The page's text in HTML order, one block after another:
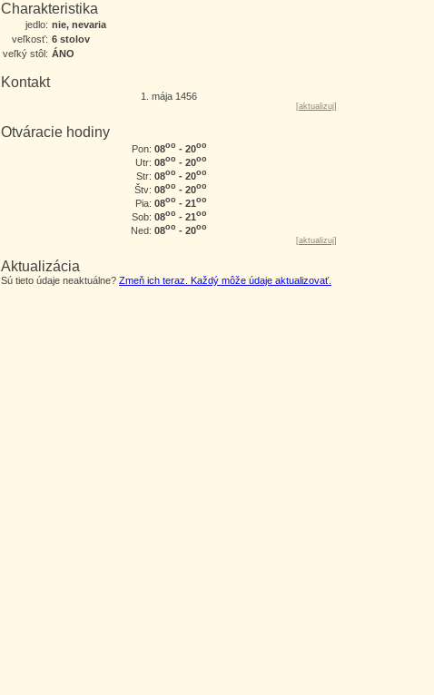
Charakteristika
jedlo: nie, nevaria
veľkosť: 6 stolov
veľký stôl: ÁNO
Kontakt
1. mája 1456
[aktualizuj]
Otváracie hodiny
Pon: 08oo - 20oo
Utr: 08oo - 20oo
Str: 08oo - 20oo
Štv: 08oo - 20oo
Pia: 08oo - 21oo
Sob: 08oo - 21oo
Ned: 08oo - 20oo
[aktualizuj]
Aktualizácia
Sú tieto údaje neaktuálne? Zmeň ich teraz. Každý môže údaje aktualizovať.